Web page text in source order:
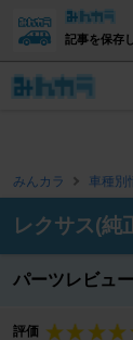
記事を保存
みんカラ 車種別
レクサス(純
パーツレビュー
評価